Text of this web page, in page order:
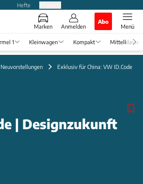
Hefte
Marken Anmelden
Abo
Menü
1 Kleinwagen Kompakt Mittelklasse
Neuvorstellungen Exklusiv für China: VW ID.Code
| Designzukunft